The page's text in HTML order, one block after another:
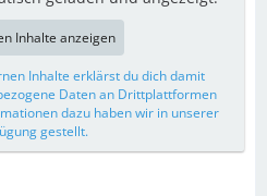
Inhalte anzeigen
Inhalte erklärst du dich damit
Daten an Drittplattformen
dazu haben wir in unserer
gestellt.